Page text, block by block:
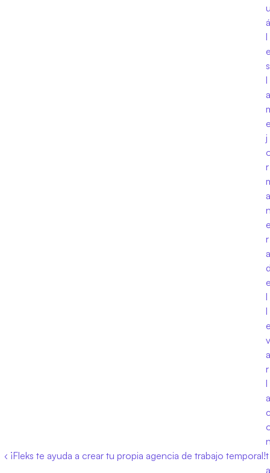
‹ ¡Fleks te ayuda a crear tu propia agencia de trabajo temporal!
á
l
s
l
a
j
r
a
r
a
l
l
v
a
r
l
a
t
a